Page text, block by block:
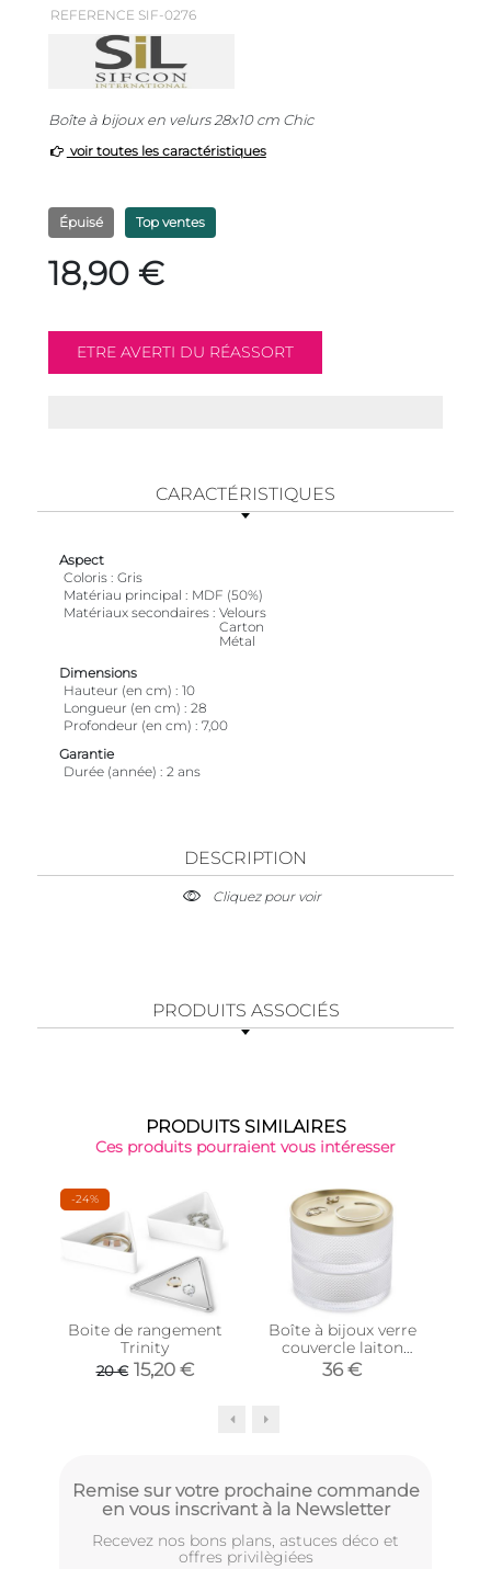
REFERENCE SIF-0276
Boîte à bijoux en velurs 28x10 cm Chic
voir toutes les caractéristiques
Épuisé Top ventes
18,90 €
CARACTÉRISTIQUES
Aspect
Coloris Gris
Matériau principal
MDF (50%)
Matériaux secondaires Velours
Carton
Métal
Dimensions
Hauteur (en cm)
10
Longueur (en cm)
28
Profondeur (en cm)
7,00
Garantie
Durée (année)
2 ans
DESCRIPTION
Cliquez pour voir
PRODUITS ASSOCIÉS
PRODUITS SIMILAIRES
Ces produits pourraient vous intéresser
-24%
Boite de rangement
Trinity
20 € 15,20 €
Boîte à bijoux verre
couvercle laiton
Tesora
36 €
Remise sur votre prochaine commande
en vous inscrivant à la Newsletter
Recevez nos bons plans, astuces déco et
offres privilègiées